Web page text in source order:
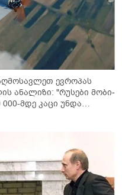
ევროპას
ანალიზი: "რუსები მობი­
მდე კაცი უნდა